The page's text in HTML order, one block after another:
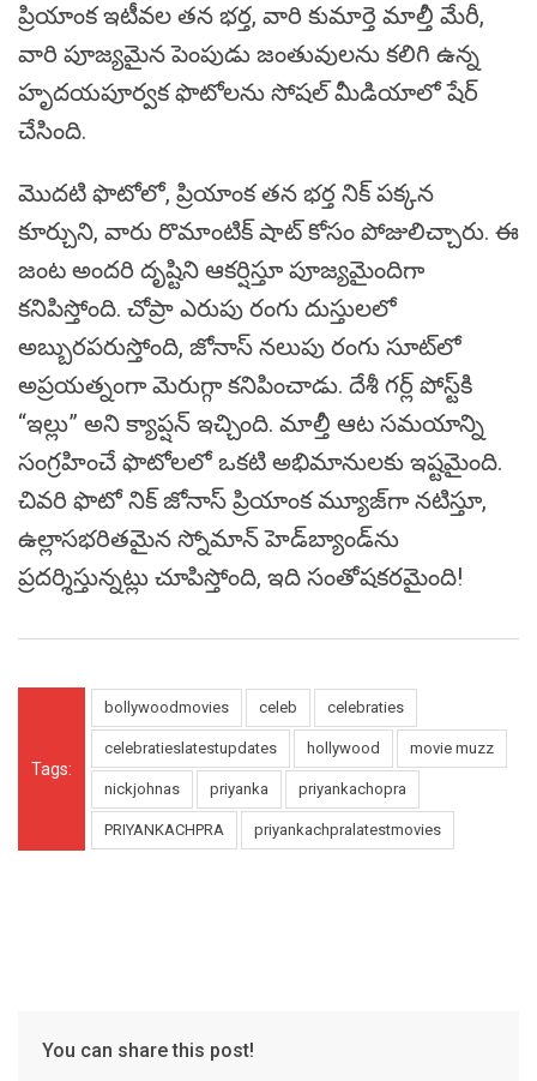
ప్రియాంక ఇటీవల తన భర్త, వారి కుమార్తె మాల్తీ మేరీ,
వారి పూజ్యమైన పెంపుడు జంతువులను కలిగి ఉన్న
హృదయపూర్వక ఫొటోలను సోషల్ మీడియాలో షేర్
చేసింది.
మొదటి ఫొటోలో, ప్రియాంక తన భర్త నిక్ పక్కన
కూర్చుని, వారు రొమాంటిక్ షాట్ కోసం పోజులిచ్చారు. ఈ
జంట అందరి దృష్టిని ఆకర్షిస్తూ పూజ్యమైందిగా
కనిపిస్తోంది. చోప్రా ఎరుపు రంగు దుస్తులలో
అబ్బురపరుస్తోంది, జోనాస్ నలుపు రంగు సూట్‌లో
అప్రయత్నంగా మెరుగ్గా కనిపించాడు. దేశీ గర్ల్ పోస్ట్‌కి
“ఇల్లు” అని క్యాప్షన్ ఇచ్చింది. మాల్తీ ఆట సమయాన్ని
సంగ్రహించే ఫొటోలలో ఒకటి అభిమానులకు ఇష్టమైంది.
చివరి ఫొటో నిక్ జోనాస్ ప్రియాంక మ్యూజ్‌గా నటిస్తూ,
ఉల్లాసభరితమైన స్నోమాన్ హెడ్‌బ్యాండ్‌ను
ప్రదర్శిస్తున్నట్లు చూపిస్తోంది, ఇది సంతోషకరమైంది!
Tags:
bollywoodmovies celeb celebraties
celebratieslatestupdates hollywood movie muzz
nickjohnas priyanka priyankachopra
PRIYANKACHPRA priyankachpralatestmovies
You can share this post!